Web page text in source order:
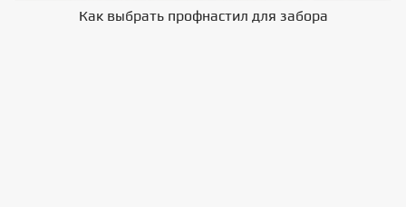
Как выбрать профнастил для забора